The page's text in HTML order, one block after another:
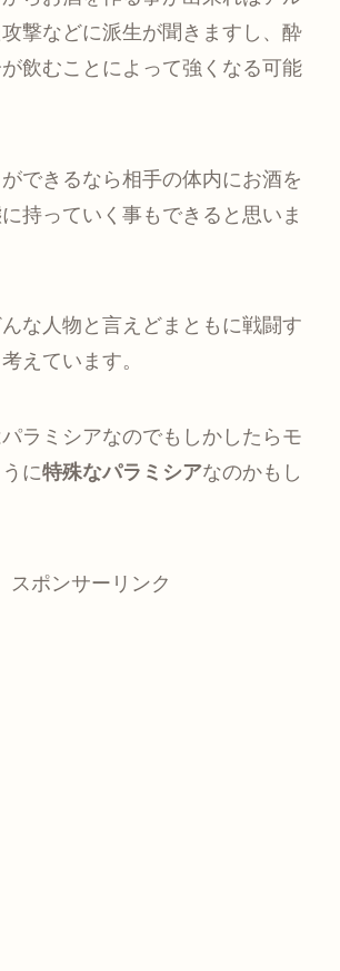
撃などに派生が聞きますし、酔
飲むことによって強くなる可能
できるなら相手の体内にお酒を
持っていく事もできると思いま
な人物と言えどまともに戦闘す
えています。
ラミシアなのでもしかしたらモ
に特殊なパラミシアなのかもし
スポンサーリンク